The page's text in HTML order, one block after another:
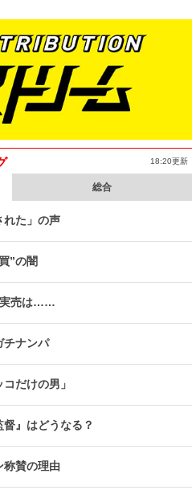
18:20更新
総合
れた」の声
”の闇
実売は……
チナンパ
だけの男」
』はどうなる？
称賛の理由